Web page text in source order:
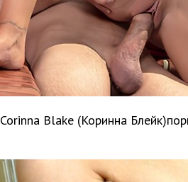
Corinna Blake (Коринна